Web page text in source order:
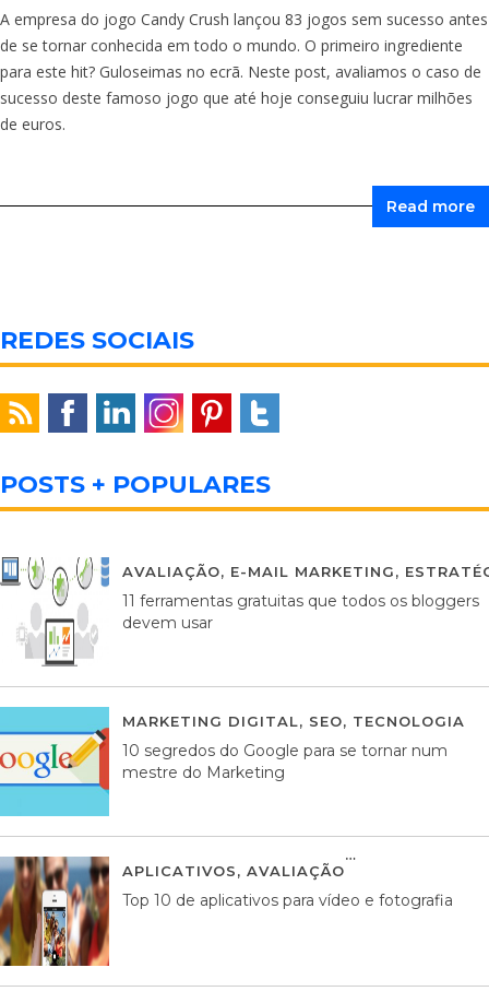
A empresa do jogo Candy Crush lançou 83 jogos sem sucesso antes
de se tornar conhecida em todo o mundo. O primeiro ingrediente
para este hit? Guloseimas no ecrã. Neste post, avaliamos o caso de
sucesso deste famoso jogo que até hoje conseguiu lucrar milhões
de euros.
Read more
REDES SOCIAIS
POSTS + POPULARES
AVALIAÇÃO, E-MAIL MARKETING,
11 ferramentas gratuitas que todos os bloggers
devem usar
MARKETING DIGITAL, SEO, TECNOLOGIA
10 segredos do Google para se tornar num
mestre do Marketing
APLICATIVOS, AVALIAÇÃO
Top 10 de aplicativos para vídeo e fotografia